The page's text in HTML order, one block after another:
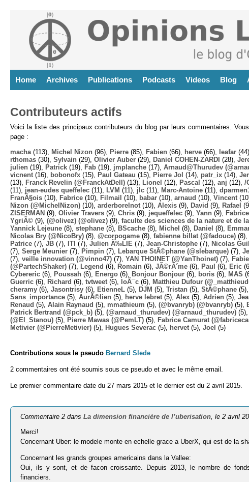
Home Archives Publications Podcasts Videos Blog
Contributeurs actifs
Voici la liste des principaux contributeurs du blog par leurs commentaires.
page :
macha (113), Michel Nizon (96), Pierre (85), Fabien (66), herve (66), leafar
rthomas (30), Sylvain (29), Olivier Auber (29), Daniel COHEN-ZARDI (28),
julien (19), Patrick (19), Fab (19), jmplanche (17), Arnaud@Thurudev
vicnent (16), bobonofx (15), Paul Gateau (15), Pierre Jol (14), patr_ix (14),
(13),
Franck Revelin (@FranckAtDell) (13), Lionel (12), Pascal (12), anj (12), /
(11), jean-eudes queffelec (11), LVM (11), jlc (11), Marc-Antoine (11),
FranÃ§ois (10), Fabrice (10), Filmail (10), babar (10), arnaud (10), Vincent
Nizon (@MichelNizon) (10), arderborelnot (10), Alexis (9), David (9), Rafael
ZISERMAN (9), Olivier Travers (9), Chris (9), jequeffelec (9), Yann (9),
YgriÃ© (9), (@olivez) (@olivez) (9), faculte des sciences de la nature et de
Yannick Lejeune (8), stephane (8), BScache (8), Michel (8), Daniel (8),
Nicolas Bry (@NicoBry) (8), @corpogame (8), fabienne billat (@fadouce) (8),
Patrice (7), JB (7), ITI (7), Julien Ã‰LIE (7), Jean-Christophe (7), Nicolas
(7), Serge Meunier (7), Pimpin (7), Lebarque StÃ©phane (@slebarque) (7),
(7), veille innovation (@vinno47) (7), YAN THOINET (@YanThoinet) (7),
(@PartechShaker) (7), Legend (6), Romain (6), JÃ©rÃ´me (6), Paul (6), Eric
Cybereric (6), Poussah (6), Energo (6), Bonjour Bonjour (6), boris (6), MAS
Guerric (6), Richard (6), tvtweet (6), loÃ¯c (6), Matthieu Dufour
cheramy (6), Jasontrisy (6), EtienneL (5), DJM (5), Tristan (5), StÃ©phane (5),
Sans_importance (5), AurÃ©lien (5), herve lebret (5), Alex (5), Adrien (5),
Renaud (5), Alain Raynaud (5), mmathieum (5), (@bvanryb) (@bvanryb) (5),
Patrick Bertrand (@pck_b) (5), (@arnaud_thurudev) (@arnaud_thurudev) (5),
(@El_Stanou) (5), Pierre Mawas (@PemLT) (5), Fabrice Camurat
Metivier (@PierreMetivier) (5), Hugues Severac (5), hervet (5), Joel (5)
Contributions sous le pseudo Bernard Slede
2 commentaires ont été soumis sous ce pseudo et avec le même email.
Le premier commentaire date du 27 mars 2015 et le dernier est du 2 avril 2015.
Commentaire 2 dansLa dimension financière de l’uberisation, le 2 avril
Merci!
Concernant Uber: le modele monte en echelle grace a UberX, qui est de la
Concernant les grands groupes americains dans la Vallee:
Oui, ils y sont, et de facon croissante. Depuis 2013, le nombre de
financiers.